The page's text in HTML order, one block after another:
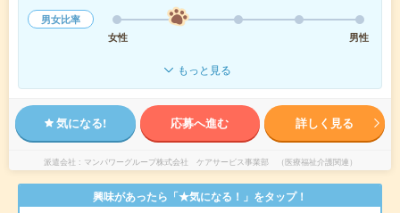
男女比率
女性
男性
もっと見る
気になる! 応募へ進む 詳しく見る
派遣会社 マンパワーグループ株式会社 ケアサービス事業部 （医療福祉介護関連）
興味があったら「★気になる！」をタップ！